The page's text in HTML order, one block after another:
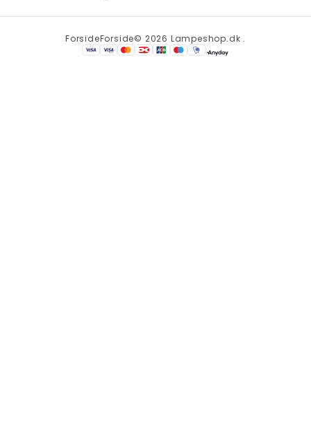
ForsideForside© 2026 Lampeshop.dk .